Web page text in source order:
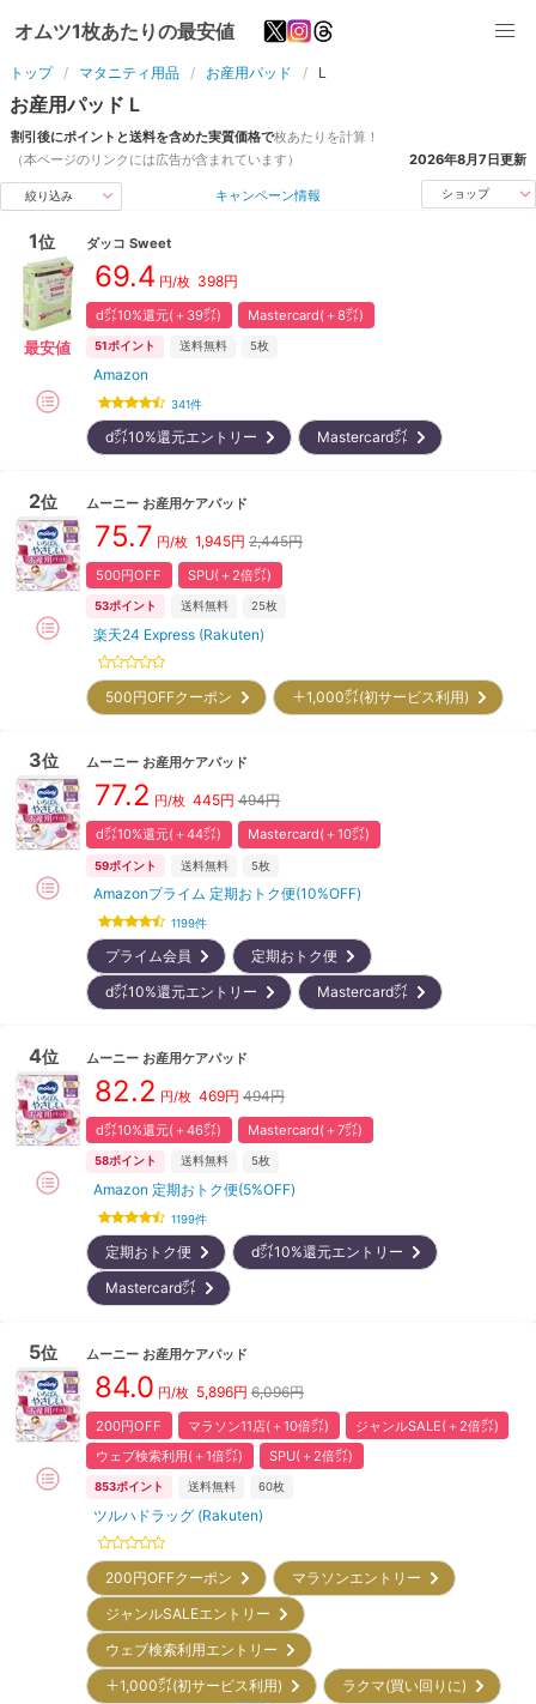
オムツ1枚あたりの最安値
トップ マタニティ用品 お産用パッド L
お産用パッド L
割引後にポイントと送料を含めた実質価格で枚あたりを計算！
（本ページのリンクには広告が含まれています）
2026年8月7日更新
絞り込み キャンペーン情報 ショップ
1位
最安値
ダッコ Sweet
69.4 円/枚 398円
d㌽10%還元(＋39㌽) Mastercard(＋8㌽)
51ポイント 送料無料 5枚
Amazon
341件
d㌽10%還元エントリー Mastercard㌽
2位 ムーニー お産用ケアパッド
75.7 円/枚 1,945円 2,445円
500円OFF SPU(＋2倍㌽)
53ポイント 送料無料 25枚
楽天24 Express (Rakuten)
500円OFFクーポン ＋1,000㌽(初サービス利用)
3位 ムーニー お産用ケアパッド
77.2 円/枚 445円 494円
d㌽10%還元(＋44㌽) Mastercard(＋10㌽)
59ポイント 送料無料 5枚
Amazonプライム 定期おトク便(10%OFF)
1199件
プライム会員
定期おトク便
d㌽10%還元エントリー
Mastercard㌽
4位 ムーニー お産用ケアパッド
82.2 円/枚 469円 494円
d㌽10%還元(＋46㌽) Mastercard(＋7㌽)
58ポイント 送料無料 5枚
Amazon 定期おトク便(5%OFF)
1199件
定期おトク便
d㌽10%還元エントリー
Mastercard㌽
5位 ムーニー お産用ケアパッド
84.0 円/枚 5,896円 6,096円
200円OFF マラソン11店(＋10倍㌽)
ジャンルSALE(＋2倍㌽)
ウェブ検索利用(＋1倍㌽)
SPU(＋2倍㌽)
853ポイント 送料無料 60枚
ツルハドラッグ (Rakuten)
200円OFFクーポン
マラソンエントリー
ジャンルSALEエントリー
ウェブ検索利用エントリー
＋1,000㌽(初サービス利用)
ラクマ(買い回りに)